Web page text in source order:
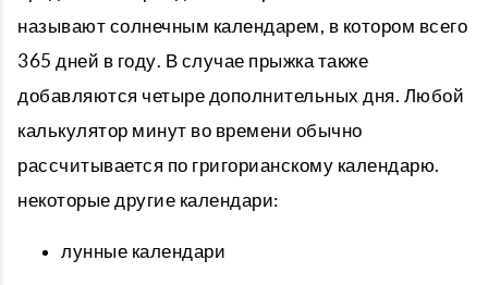
называют солнечным календарем, в котором всего
365 дней в году. В случае прыжка также
добавляются четыре дополнительных дня. Любой
калькулятор минут во времени обычно
рассчитывается по григорианскому календарю.
некоторые другие календари:
лунные календари